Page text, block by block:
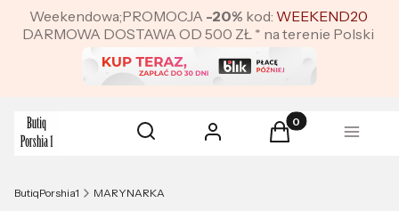
Weekendowa;PROMOCJA -20% kod: WEEKEND20
DARMOWA DOSTAWA OD 500 ZŁ * na terenie Polski
Otwórz wyszukiwarkę
Szukaj Zaloguj się Produkty w
Koszyk Menu
ButiqPorshia1 MARYNARKA